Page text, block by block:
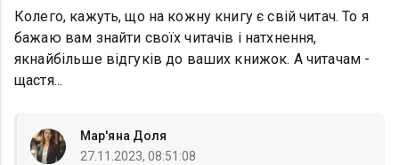
Колего, кажуть, що на кожну книгу є свій читач. То я
бажаю вам знайти своїх читачів і натхнення,
якнайбільше відгуків до ваших книжок. А читачам -
щастя...
Мар'яна Доля
27.11.2023, 08:51:08